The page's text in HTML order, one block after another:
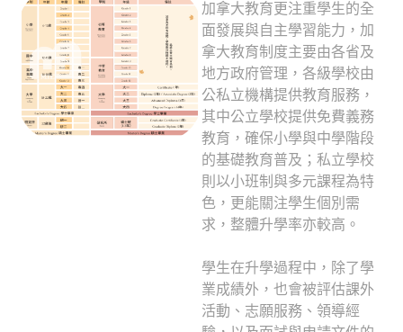
加拿大教育更注重學生的全
面發展與自主學習能力，加
拿大教育制度主要由各省及
地方政府管理，各級學校由
公私立機構提供教育服務，
其中公立學校提供免費義務
教育，確保小學與中學階段
的基礎教育普及；私立學校
則以小班制與多元課程為特
色，更能關注學生個別需
求，整體升學率亦較高。
學生在升學過程中，除了學
業成績外，也會被評估課外
活動、志願服務、領導經